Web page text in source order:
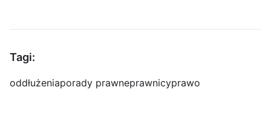
Tagi:
oddłużeniaporady prawneprawnicyprawo